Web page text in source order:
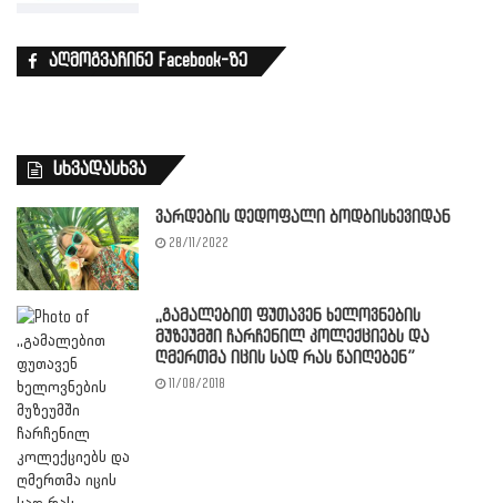
აღმოგვაჩინე Facebook-ზე
სხვადასხვა
ვარდების დედოფალი ბოდბისხევიდან
28/11/2022
,,გამალებით ფუთავენ ხელოვნების
მუზეუმში ჩარჩენილ კოლექციებს და
ღმერთმა იცის სად რას წაიღებენ”
11/08/2018